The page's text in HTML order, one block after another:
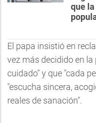
que
El papa insistió en
vez más decidido en la
cuidado" y que "cada
"escucha sincera,
reales de sanación".